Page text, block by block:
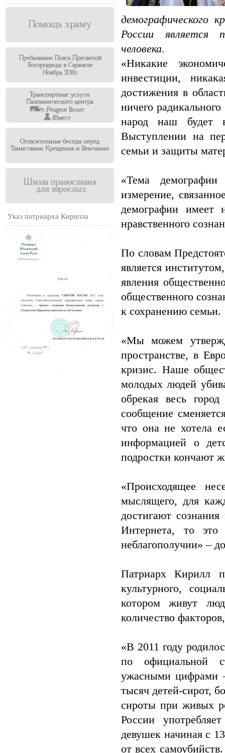
Указ патриарха Кирилла
демографического
России является
человека.
«Никакие
инвестиции,
достижения в
ничего
народ наш будет
Выступлении на
семьи и защиты
«Тема демографии
измерение,
демографии имеет
нравственного
По словам
является
явления
общественного
к сохранению семьи.
«Мы можем
пространстве, в
кризис. Наше
молодых людей
обрекая весь
сообщение
что она не хотела
информацией о
подростки кончают
«Происходящее
мыслящего, для
достигают сознания
Интернета, то это
неблагополучии» –
Патриарх Кирилл
культурного,
котором живут
количество
«В 2011 году
по официальной
ужасными цифрами
тысяч детей-сирот,
сироты при живых
России
девушек начиная с
от всех